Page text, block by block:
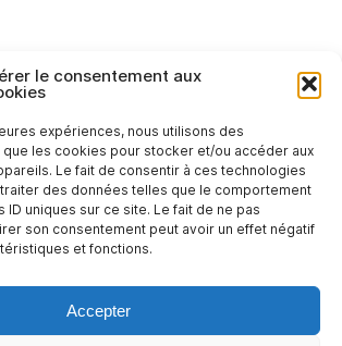
le consentement aux
expériences, nous utilisons des
les cookies pour stocker et/ou accéder aux
Le fait de consentir à ces technologies
des données telles que le comportement
ID uniques sur ce site. Le fait de ne pas
son consentement peut avoir un effet négatif
et fonctions.
Accepter
cookies (UE)
confidentialité (UE)